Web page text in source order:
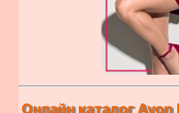
Онлайн каталог